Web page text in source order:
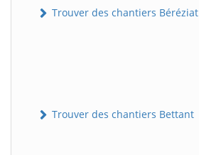
Trouver des chantiers Béréziat
Trouver des chantiers Bettant